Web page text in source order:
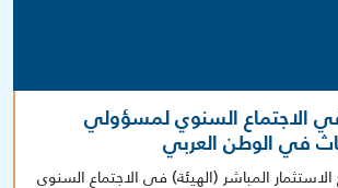
في الاجتماع السنوي لمسؤولي
في الوطن العربي
المباشر (الهيئة) في الاجتماع السنوي